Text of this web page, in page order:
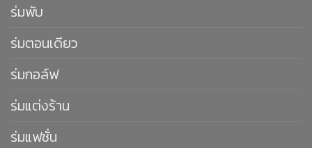
ร่มพับ
ร่มตอนเดียว
ร่มกอล์ฟ
ร่มแต่งร้าน
ร่มแฟชั่น